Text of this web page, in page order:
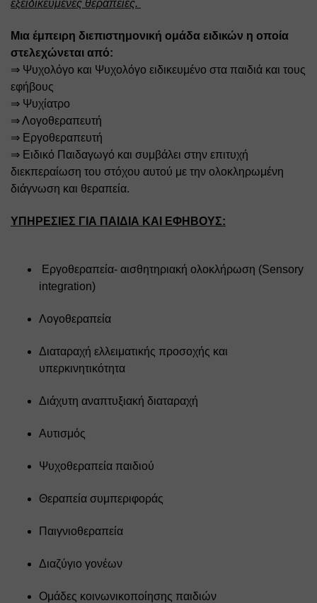
εξειδικευμένες θεραπείες.
Μια έμπειρη διεπιστημονική ομάδα ειδικών η οποία
στελεχώνεται από:
⇒ Ψυχολόγο και Ψυχολόγο ειδικευμένο στα παιδιά και τους
εφήβους
⇒ Ψυχίατρο
⇒ Λογοθεραπευτή
⇒ Εργοθεραπευτή
⇒ Ειδικό Παιδαγωγό και συμβάλει στην επιτυχή
διεκπεραίωση του στόχου αυτού με την ολοκληρωμένη
διάγνωση και θεραπεία.
YΠΗΡΕΣΙΕΣ ΓΙΑ ΠΑΙΔΙΑ ΚΑΙ ΕΦΗΒΟΥΣ:
Εργοθεραπεία- αισθητηριακή ολοκλήρωση (Sensory
integration)
Λογοθεραπεία
Διαταραχή ελλειματικής προσοχής και
υπερκινητικότητα
Διάχυτη αναπτυξιακή διαταραχή
Αυτισμός
Ψυχοθεραπεία παιδιού
Θεραπεία συμπεριφοράς
Παιγνιοθεραπεία
Διαζύγιο γονέων
Ομάδες κοινωνικοποίησης παιδιών